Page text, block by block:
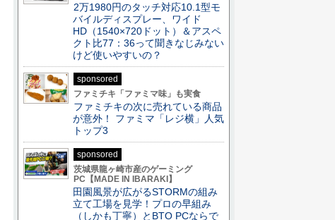
2万1980円のタッチ対応10.1型モ
バイルディスプレー、ワイド
HD（1540×720ドット）＆アスペ
クト比77：36って聞きなじみない
けど使いやすいの？
sponsored
ファミチキ「ファミマ味」も実食
ファミチキの次に売れている商品
が意外！ ファミマ「レジ横」人気
トップ3
sponsored
茨城県龍ヶ崎市産のゲーミング
PC【MADE IN IBARAKI】
田園風景が広がるSTORMの組み
立て工場を見学！プロの早組み
（しかも丁寧）とBTO PCならで